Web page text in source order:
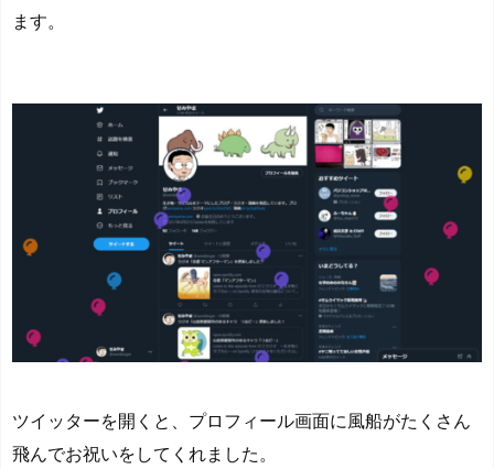
ます。
ツイッターを開くと、プロフィール画面に風船がたくさん
飛んでお祝いをしてくれました。